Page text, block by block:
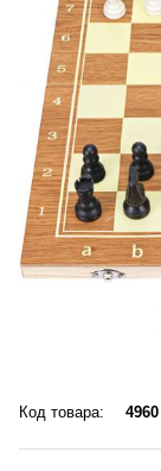
Код товара: 4960